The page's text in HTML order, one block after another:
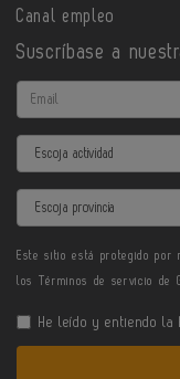
Canal empleo
Suscríbase a
Email
Actividad
Provincia
Este sitio está protegido por
los Términos de servicio de
He leído y entiendo la